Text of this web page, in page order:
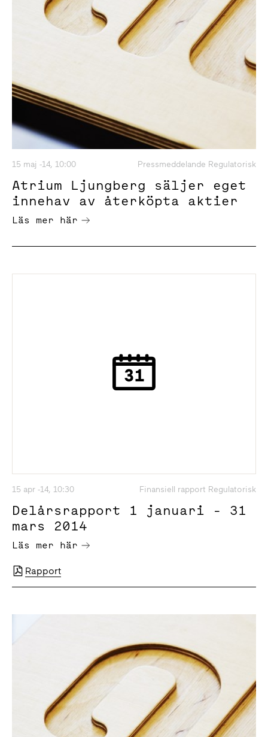
15 maj -14, 10:00 Pressmeddelande Regulatorisk
Atrium Ljungberg säljer eget
innehav av återköpta aktier
Läs mer här
15 apr -14, 10:30 Finansiell rapport Regulatorisk
Delårsrapport 1 januari - 31
mars 2014
Läs mer här
Rapport